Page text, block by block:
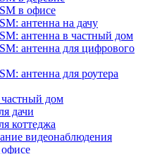
в офисе
антенна на дачу
антенна в частный дом
антенна для цифрового
антенна для роутера
дом
дачи
коттеджа
видеонаблюдения